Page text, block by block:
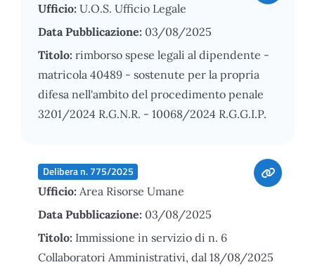
Ufficio: U.O.S. Ufficio Legale
Data Pubblicazione: 03/08/2025
Titolo: rimborso spese legali al dipendente -
matricola 40489 - sostenute per la propria
difesa nell'ambito del procedimento penale
3201/2024 R.G.N.R. - 10068/2024 R.G.G.I.P.
Delibera n. 775/2025
Ufficio: Area Risorse Umane
Data Pubblicazione: 03/08/2025
Titolo: Immissione in servizio di n. 6
Collaboratori Amministrativi, dal 18/08/2025